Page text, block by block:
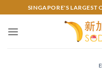
to
content
SINGAPORE'S LARGEST